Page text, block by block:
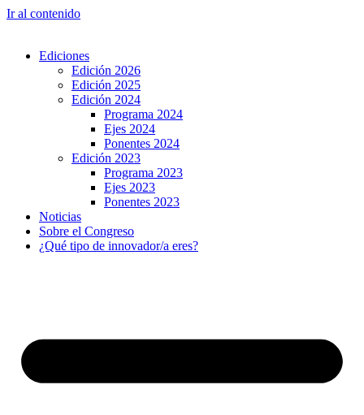
Ir al contenido
Ediciones
Edición 2026
Edición 2025
Edición 2024
Programa 2024
Ejes 2024
Ponentes 2024
Edición 2023
Programa 2023
Ejes 2023
Ponentes 2023
Noticias
Sobre el Congreso
¿Qué tipo de innovador/a eres?